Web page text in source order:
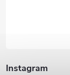
Instagram